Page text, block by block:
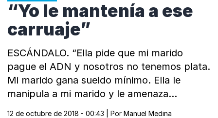
“Yo le mantenía a ese
carruaje”
ESCÁNDALO. “Ella pide que mi marido
pague el ADN y nosotros no tenemos plata.
Mi marido gana sueldo mínimo. Ella le
manipula a mi marido y le amenaza…
12 de octubre de 2018 - 00:43 | Por Manuel Medina